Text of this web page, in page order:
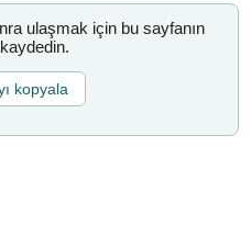
ulaşmak için bu sayfanın
kopyala